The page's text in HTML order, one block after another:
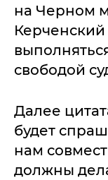
на Черном
свободой
Далее
будет
нам
должны